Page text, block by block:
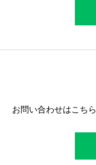
お問い合わせはこちら